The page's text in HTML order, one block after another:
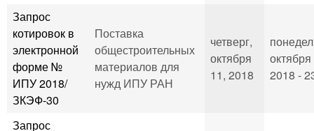
Запрос
котировок в
электронной
форме №
ИПУ 2018/
ЗКЭФ-30
Поставка
общестроительных
материалов для
нужд ИПУ РАН
четверг,
октября
11, 2018
2018 -
Запрос